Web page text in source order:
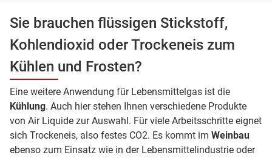
Sie brauchen flüssigen Stickstoff,
Kohlendioxid oder Trockeneis zum
Kühlen und Frosten?
Eine weitere Anwendung für Lebensmittelgas ist die
Kühlung. Auch hier stehen Ihnen verschiedene Produkte
von Air Liquide zur Auswahl. Für viele Arbeitsschritte eignet
sich Trockeneis, also festes CO2. Es kommt im Weinbau
ebenso zum Einsatz wie in der Lebensmittelindustrie oder